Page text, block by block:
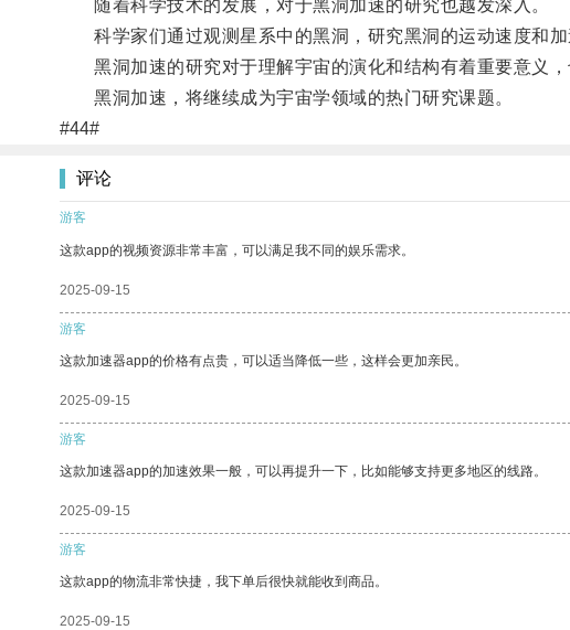
随着科学技术的发展，对于黑洞加速的研究也越发深入。
科学家们通过观测星系中的黑洞，研究黑洞的运动速度和加
黑洞加速的研究对于理解宇宙的演化和结构有着重要意义，
黑洞加速，将继续成为宇宙学领域的热门研究课题。
#44#
评论
游客
这款app的视频资源非常丰富，可以满足我不同的娱乐需求。
2025-09-15
游客
这款加速器app的价格有点贵，可以适当降低一些，这样会更加亲民。
2025-09-15
游客
这款加速器app的加速效果一般，可以再提升一下，比如能够支持更多地区的线路。
2025-09-15
游客
这款app的物流非常快捷，我下单后很快就能收到商品。
2025-09-15